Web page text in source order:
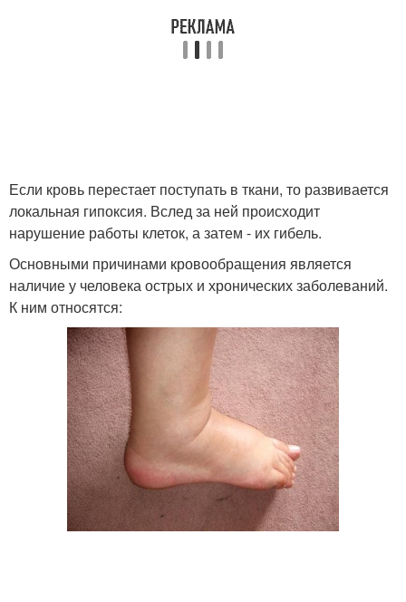
Если кровь перестает поступать в ткани, то развивается
локальная гипоксия. Вслед за ней происходит
нарушение работы клеток, а затем - их гибель.
Основными причинами кровообращения является
наличие у человека острых и хронических заболеваний.
К ним относятся: